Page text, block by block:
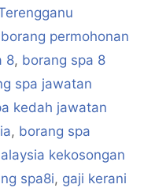
borang permohonan
8, borang spa 8
spa jawatan
kedah jawatan
, borang spa
kekosongan
spa8i, gaji kerani